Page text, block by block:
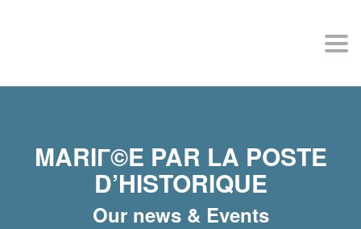
MARIГ©E PAR LA POSTE
D’HISTORIQUE
Our news & Events